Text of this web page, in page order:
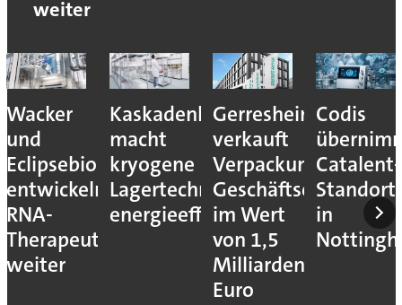
weiter
Wacker
und
Eclipsebio
entwickeln
RNA-
Therapeutika
weiter
Kaskadenkonzept
macht
kryogene
Lagertechnik
energieeffizienter
Gerresheimer
verkauft
Verpackungs-
Geschäftseinheiten
im Wert
von 1,5
Milliarden
Euro
Codis
Catalent-
Standort
in